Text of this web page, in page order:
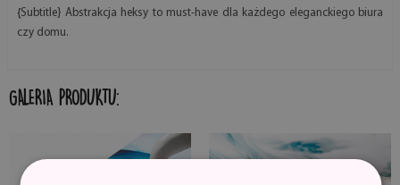
{Subtitle} Abstrakcja heksy to must-have dla każdego eleganckiego biura
czy domu.
GALERIA PRODUKTU: